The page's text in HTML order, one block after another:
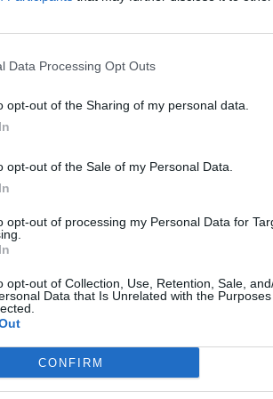
Data Processing Opt Outs
opt-out of the Sharing of my personal data.
opt-out of the Sale of my Personal Data.
opt-out of processing my Personal Data for
opt-out of Collection, Use, Retention, Sale,
Data that Is Unrelated with the
CONFIRM
добро“.
знаете, му недостасуваат многу
претседател. Потсетете се дека
ранет во првиот бран
неговиот татко, Али Хамнеи.
во Иран, Трамп одговори:
што така е многу, многу долго
дека е наследство. Но, се
додаде дека би сакал да се